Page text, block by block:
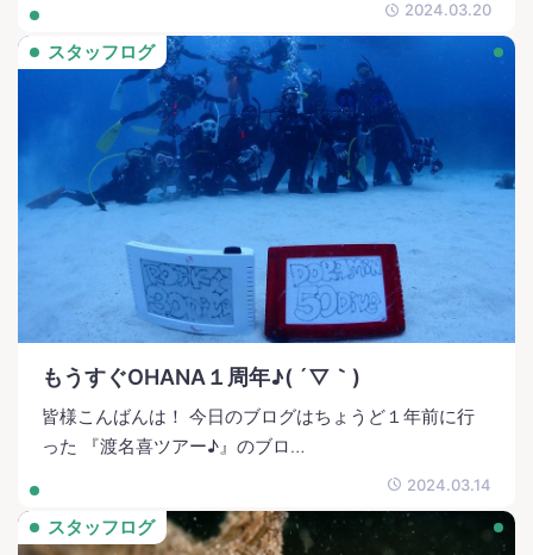
2024.03.20
スタッフログ
もうすぐOHANA１周年♪( ´▽｀)
皆様こんばんは！ 今日のブログはちょうど１年前に行
った 『渡名喜ツアー♪』のブロ…
2024.03.14
スタッフログ